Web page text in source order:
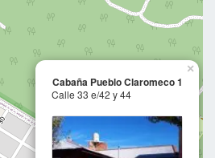
Cabaña Pueblo Claromeco 1
Calle 33 e/42 y 44
×